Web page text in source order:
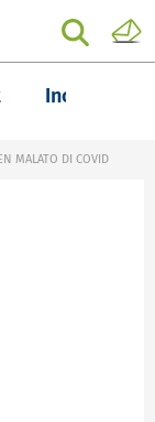
Inchieste
MALATO DI COVID